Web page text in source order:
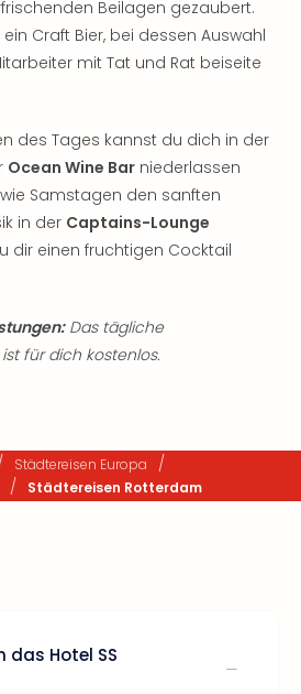
Beilagen gezaubert.
Craft Bier, bei dessen Auswahl
mit Tat und Rat beiseite
des Tages kannst du dich in der
Ocean Wine Bar niederlassen
Samstagen den sanften
in der Captains-Lounge
dir einen fruchtigen Cocktail
Das tägliche
für dich kostenlos.
Städtereisen Europa /
/ Städtereisen Rotterdam
das Hotel SS